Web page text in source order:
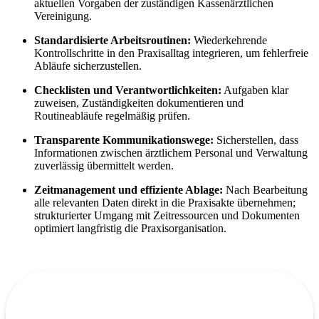
aktuellen Vorgaben der zuständigen Kassenärztlichen
Vereinigung.
Standardisierte Arbeitsroutinen: Wiederkehrende
Kontrollschritte in den Praxisalltag integrieren, um fehlerfreie
Abläufe sicherzustellen.
Checklisten und Verantwortlichkeiten: Aufgaben klar
zuweisen, Zuständigkeiten dokumentieren und
Routineabläufe regelmäßig prüfen.
Transparente Kommunikationswege: Sicherstellen, dass
Informationen zwischen ärztlichem Personal und Verwaltung
zuverlässig übermittelt werden.
Zeitmanagement und effiziente Ablage: Nach Bearbeitung
alle relevanten Daten direkt in die Praxisakte übernehmen;
strukturierter Umgang mit Zeitressourcen und Dokumenten
optimiert langfristig die Praxisorganisation.